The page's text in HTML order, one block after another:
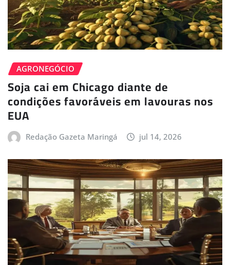
AGRONEGÓCIO
Soja cai em Chicago diante de
condições favoráveis em lavouras nos
EUA
Redação Gazeta Maringá jul 14, 2026